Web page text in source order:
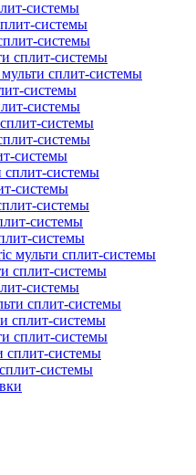
системы
системы
системы
сплит-системы
сплит-системы
системы
системы
системы
системы
системы
сплит-системы
системы
системы
системы
системы
мульти сплит-системы
сплит-системы
системы
сплит-системы
сплит-системы
сплит-системы
сплит-системы
системы